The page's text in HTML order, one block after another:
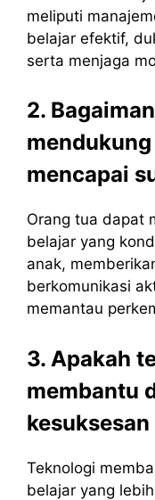
meliputi
belajar efektif,
serta menjaga
2.
mencapai
Orang tua dapat
belajar yang
anak,
berkomunikasi
memantau
3. Apakah
membantu
Teknologi
belajar yang